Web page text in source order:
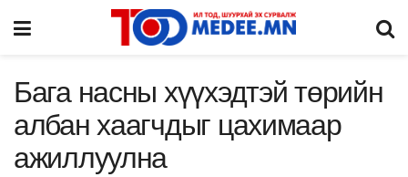
Бага насны хүүхэдтэй төрийн
албан хаагчдыг цахимаар
ажиллуулна